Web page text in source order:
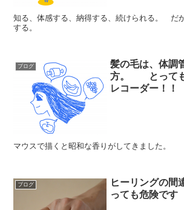
知る、体感する、納得する、続けられる。 だ
する。
ブログ
髪の毛は、体調
方。 とっても
レコーダー！！
マウスで描くと昭和な香りがしてきました。
ブログ
ヒーリングの間
っても危険です